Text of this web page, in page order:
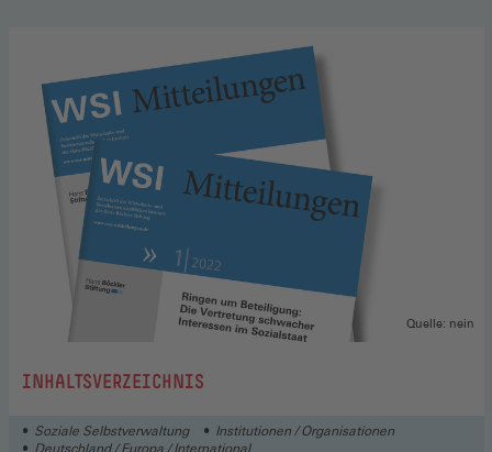
:INHALTSVERZEICHNIS
Quelle: nein
Soziale Selbstverwaltung
Institutionen / Organisationen
Deutschland / Europa / International